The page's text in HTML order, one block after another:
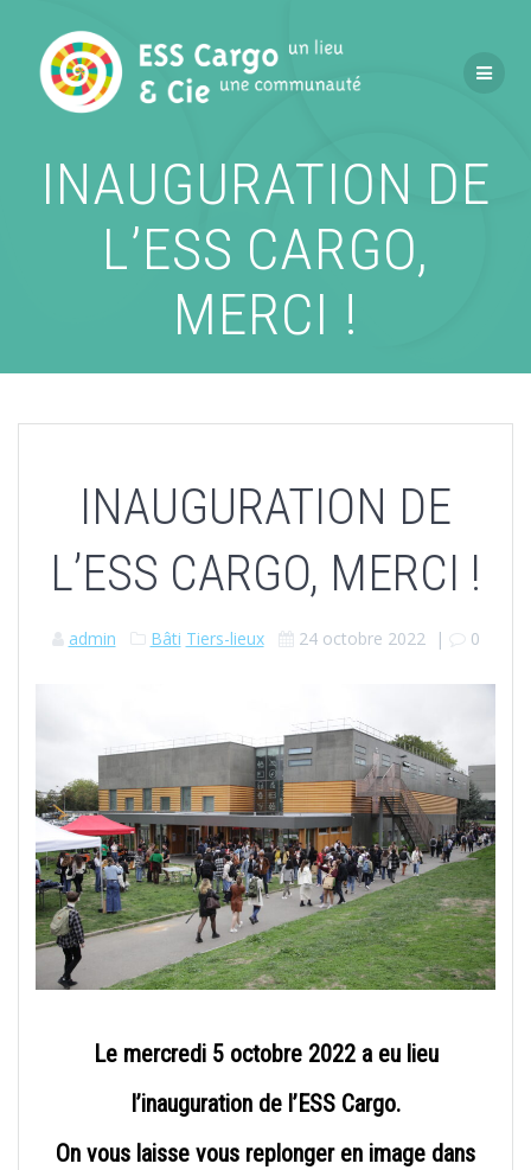
contenu
INAUGURATION DE
L’ESS CARGO,
MERCI !
INAUGURATION DE
L’ESS CARGO, MERCI !
admin Bâti Tiers-lieux 24 octobre 2022 | 0
Le mercredi 5 octobre 2022 a eu lieu
l’inauguration de l’ESS Cargo.
On vous laisse vous replonger en image dans